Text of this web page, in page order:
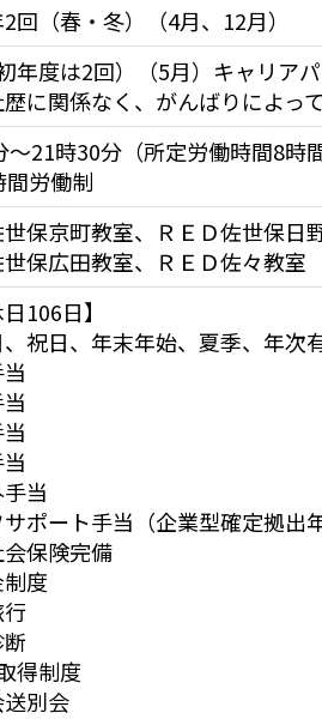
回（春・冬）（4月、12月）
年度は2回）（5月）キャリア
に関係なく、がんばりによっ
〜21時30分（所定労働時間8時間
間労働制
世保京町教室、ＲＥＤ佐世保日
世保広田教室、ＲＥＤ佐々教室
106日】
、祝日、年末年始、夏季、年次
当
サポート手当（企業型確定拠出
会保険完備
制度
行
断
得制度
送別会